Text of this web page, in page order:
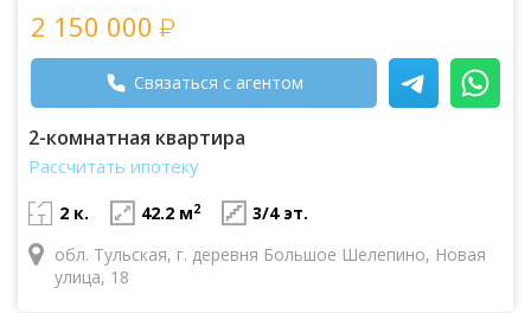
2 150 000
Связаться с агентом
2-комнатная квартира
Рассчитать ипотеку
2 к. 42.2 м2
3/4 эт.
обл. Тульская, г. деревня Большое Шелепино, Новая
улица, 18